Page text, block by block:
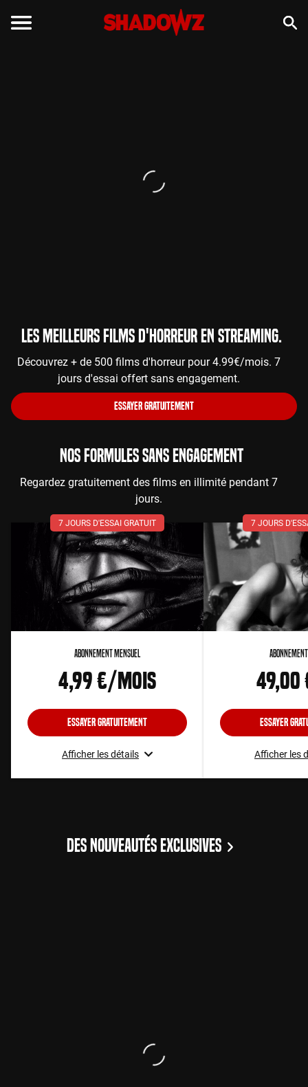
Les meilleurs films d'horreur en streaming.
Découvrez + de 500 films d'horreur pour 4.99€/mois. 7
jours d'essai offert sans engagement.
ESSAYER GRATUITEMENT
NOS FORMULES SANS ENGAGEMENT
Regardez gratuitement des films en illimité pendant 7
jours.
7 JOURS D'ESSAI GRATUIT
Abonnement Mensuel
4,99 €/mois
Essayer gratuitement
Afficher les détails
7 JOURS
Essayer
Afficher les
DES NOUVEAUTÉS EXCLUSIVES